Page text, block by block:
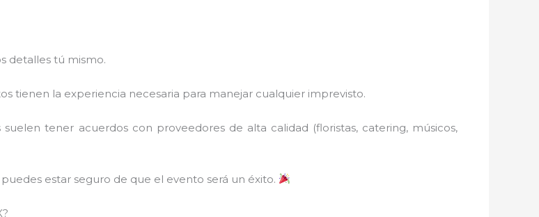
detalles tú mismo.
tienen la experiencia necesaria para manejar cualquier imprevisto.
suelen tener acuerdos con proveedores de alta calidad (floristas, catering, músicos,
estar seguro de que el evento será un éxito.